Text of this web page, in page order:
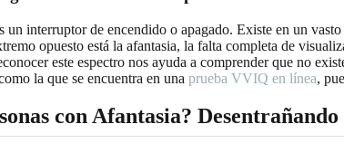
un interruptor de encendido o apagado. Existe en un
opuesto está la afantasia, la falta completa de
este espectro nos ayuda a comprender que no
la que se encuentra en una prueba VVIQ en línea,
con Afantasia?